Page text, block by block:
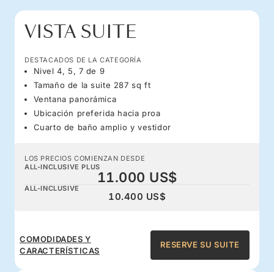
VISTA SUITE
DESTACADOS DE LA CATEGORÍA
Nivel 4, 5, 7 de 9
Tamaño de la suite 287 sq ft
Ventana panorámica
Ubicación preferida hacia proa
Cuarto de baño amplio y vestidor
LOS PRECIOS COMIENZAN DESDE
ALL-INCLUSIVE PLUS
11.000 US$
ALL-INCLUSIVE
10.400 US$
COMODIDADES Y
CARACTERÍSTICAS
RESERVE SU SUITE